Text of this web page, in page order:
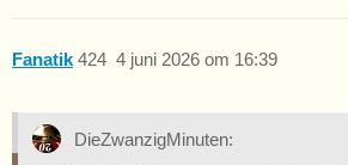
Fanatik 4 juni 2026 om 16:39
424
DieZwanzigMinuten: